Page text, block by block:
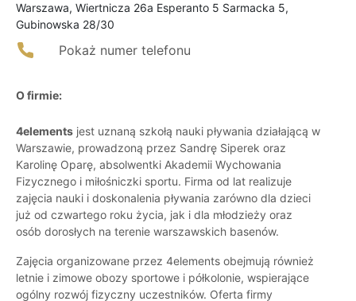
Warszawa, Wiertnicza 26a Esperanto 5 Sarmacka 5,
Gubinowska 28/30
Pokaż numer telefonu
O firmie:
4elements jest uznaną szkołą nauki pływania działającą w
Warszawie, prowadzoną przez Sandrę Siperek oraz
Karolinę Oparę, absolwentki Akademii Wychowania
Fizycznego i miłośniczki sportu. Firma od lat realizuje
zajęcia nauki i doskonalenia pływania zarówno dla dzieci
już od czwartego roku życia, jak i dla młodzieży oraz
osób dorosłych na terenie warszawskich basenów.
Zajęcia organizowane przez 4elements obejmują również
letnie i zimowe obozy sportowe i półkolonie, wspierające
ogólny rozwój fizyczny uczestników. Oferta firmy